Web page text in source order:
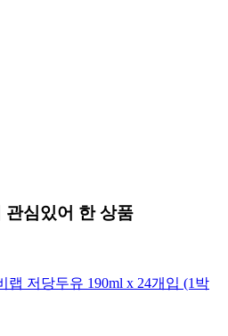
관심있어 한 상품
저당두유 190ml x 24개입 (1박